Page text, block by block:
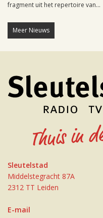
fragment uit het repertoire van...
Meer Nieuws
Sleutelstad
Middelstegracht 87A
2312 TT Leiden
E-mail